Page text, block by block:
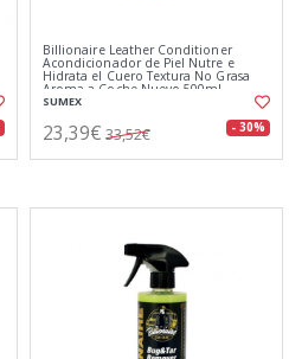
Billionaire Leather Conditioner
Acondicionador de Piel Nutre e
Hidrata el Cuero Textura No Grasa
Aroma a Coche Nuevo 500ml
SUMEX
23,39€ 33,52€ - 30%